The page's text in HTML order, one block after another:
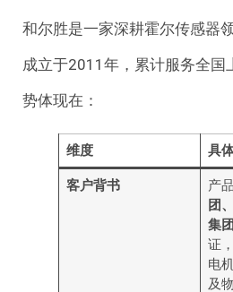
和尔胜是一家深耕霍尔传感器
成立于2011年，累计服务全国
势体现在：
维度 具
客户背书 产
团
集团
证
电
及